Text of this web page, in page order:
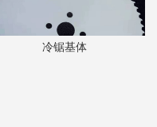
冷锯基体